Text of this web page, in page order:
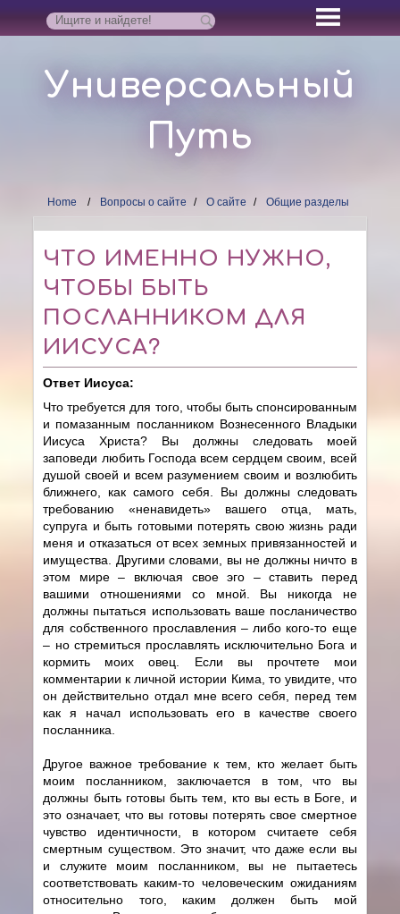
Универсальный
Путь
Home Вопросы о сайте О сайте Общие разделы
ЧТО ИМЕННО НУЖНО,
ЧТОБЫ БЫТЬ
ПОСЛАННИКОМ ДЛЯ
ИИСУСА?
Ответ Иисуса:
Что требуется для того, чтобы быть спонсированным
и помазанным посланником Вознесенного Владыки
Иисуса Христа? Вы должны следовать моей
заповеди любить Господа всем сердцем своим, всей
душой своей и всем разумением своим и возлюбить
ближнего, как самого себя. Вы должны следовать
требованию «ненавидеть» вашего отца, мать,
супруга и быть готовыми потерять свою жизнь ради
меня и отказаться от всех земных привязанностей и
имущества. Другими словами, вы не должны ничто в
этом мире – включая свое эго – ставить перед
вашими отношениями со мной. Вы никогда не
должны пытаться использовать ваше посланичество
для собственного прославления – либо кого-то еще
– но стремиться прославлять исключительно Бога и
кормить моих овец. Если вы прочтете мои
комментарии к личной истории Кима, то увидите, что
он действительно отдал мне всего себя, перед тем
как я начал использовать его в качестве своего
посланника.
Другое важное требование к тем, кто желает быть
моим посланником, заключается в том, что вы
должны быть готовы быть тем, кто вы есть в Боге, и
это означает, что вы готовы потерять свое смертное
чувство идентичности, в котором считаете себя
смертным существом. Это значит, что даже если вы
и служите моим посланником, вы не пытаетесь
соответствовать каким-то человеческим ожиданиям
относительно того, каким должен быть мой